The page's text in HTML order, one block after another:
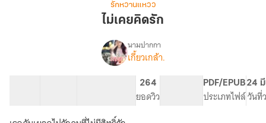
รักหวานแหวว
ไม่เคยคิดรัก
เรื่อง
เคย
คิด…
รัก
นามปากกา
เกี้ยวเกล้า.
264
ยอดวิว
PDF/EPUB
ประเภทไฟล์
24
วันที่